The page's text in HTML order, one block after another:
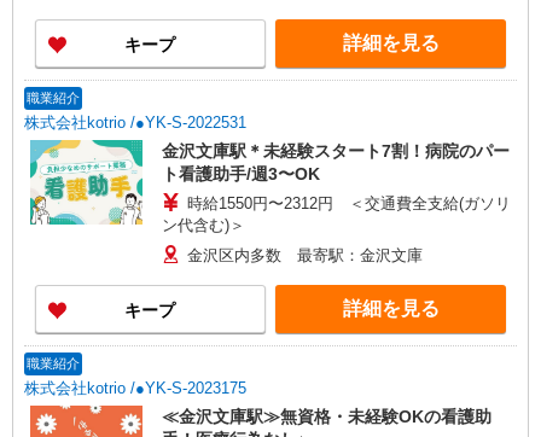
キープ 詳細を見る
職業紹介
株式会社kotrio /●YK-S-2022531
金沢文庫駅＊未経験スタート7割！病院のパー
ト看護助手/週3〜OK
時給1550円〜2312円 ＜交通費全支給(ガソリ
ン代含む)＞
金沢区内多数 最寄駅：金沢文庫
キープ 詳細を見る
職業紹介
株式会社kotrio /●YK-S-2023175
≪金沢文庫駅≫無資格・未経験OKの看護助